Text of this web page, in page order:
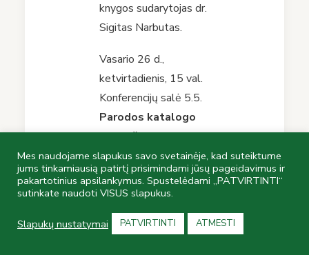
knygos sudarytojas dr.
Sigitas Narbutas.
Vasario 26 d.,
ketvirtadienis, 15 val.
Konferencijų salė 5.5.
Parodos katalogo
„Nepažintas senųjų
knygų pasaulis: LDK
didikų paveldas
Vilniaus
bibliotekose“
pristatymas
Mes naudojame slapukus savo svetainėje, kad suteiktume
jums tinkamiausią patirtį prisimindami jūsų pageidavimus ir
pakartotinius apsilankymus. Spustelėdami „PATVIRTINTI“
sutinkate naudoti VISUS slapukus.
Slapukų nustatymai PATVIRTINTI ATMESTI